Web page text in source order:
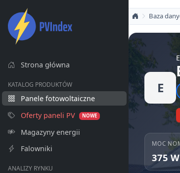
Strona główna
KATALOG PRODUKTÓW
Panele fotowoltaiczne
Oferty paneli PV
NOWE
Magazyny energii
Falowniki
ANALIZY RYNKU
Baza
E
MOC
375 W